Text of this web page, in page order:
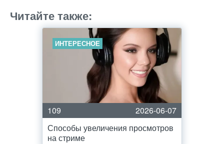
Читайте также:
ИНТЕРЕСНОЕ
109
2026-06-07
Способы увеличения просмотров
на стриме